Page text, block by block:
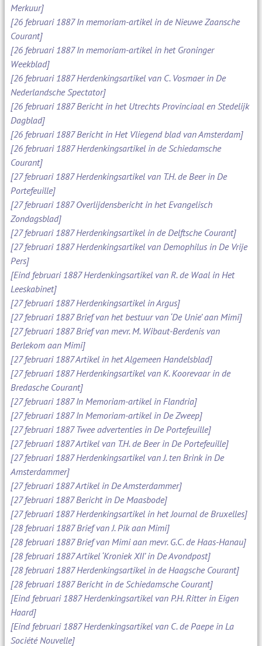
Merkuur]
[26 februari 1887 In memoriam-artikel in de Nieuwe Zaansche
Courant]
[26 februari 1887 In memoriam-artikel in het Groninger
Weekblad]
[26 februari 1887 Herdenkingsartikel van C. Vosmaer in De
Nederlandsche Spectator]
[26 februari 1887 Bericht in het Utrechts Provinciaal en Stedelijk
Dagblad]
[26 februari 1887 Bericht in Het Vliegend blad van Amsterdam]
[26 februari 1887 Herdenkingsartikel in de Schiedamsche
Courant]
[27 februari 1887 Herdenkingsartikel van T.H. de Beer in De
Portefeuille]
[27 februari 1887 Overlijdensbericht in het Evangelisch
Zondagsblad]
[27 februari 1887 Herdenkingsartikel in de Delftsche Courant]
[27 februari 1887 Herdenkingsartikel van Demophilus in De Vrije
Pers]
[Eind februari 1887 Herdenkingsartikel van R. de Waal in Het
Leeskabinet]
[27 februari 1887 Herdenkingsartikel in Argus]
[27 februari 1887 Brief van het bestuur van ‘De Unie’ aan Mimi]
[27 februari 1887 Brief van mevr. M. Wibaut-Berdenis van
Berlekom aan Mimi]
[27 februari 1887 Artikel in het Algemeen Handelsblad]
[27 februari 1887 Herdenkingsartikel van K. Koorevaar in de
Bredasche Courant]
[27 februari 1887 In Memoriam-artikel in Flandria]
[27 februari 1887 In Memoriam-artikel in De Zweep]
[27 februari 1887 Twee advertenties in De Portefeuille]
[27 februari 1887 Artikel van T.H. de Beer in De Portefeuille]
[27 februari 1887 Herdenkingsartikel van J. ten Brink in De
Amsterdammer]
[27 februari 1887 Artikel in De Amsterdammer]
[27 februari 1887 Bericht in De Maasbode]
[27 februari 1887 Herdenkingsartikel in het Journal de Bruxelles]
[28 februari 1887 Brief van J. Pik aan Mimi]
[28 februari 1887 Brief van Mimi aan mevr. G.C. de Haas-Hanau]
[28 februari 1887 Artikel ‘Kroniek XII’ in De Avondpost]
[28 februari 1887 Herdenkingsartikel in de Haagsche Courant]
[28 februari 1887 Bericht in de Schiedamsche Courant]
[Eind februari 1887 Herdenkingsartikel van P.H. Ritter in Eigen
Haard]
[Eind februari 1887 Herdenkingsartikel van C. de Paepe in La
Société Nouvelle]